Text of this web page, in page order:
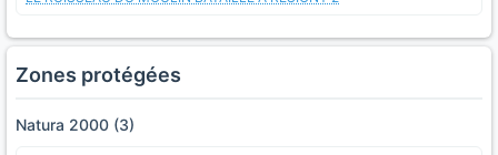
Zones protégées
Natura 2000 (3)